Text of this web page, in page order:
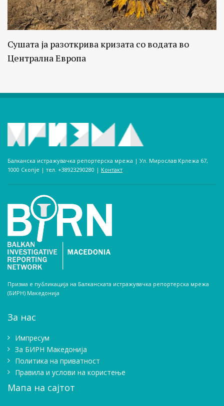
Сушата ја разоткрива кризата со водата во
Централна Европа
Балканска истражувачка репортерска мрежа | Ул. Мирослав Крлежа 67,
1000 Скопје | тел. +38923290280­ | Контакт
Призма е публикација на Балканската истражувачка репортерска мрежа
(БИРН) Македонија
За нас
Импресум
Зa БИРН Македонија
Политика на приватност
Правила и услови на користење
Мапа на сајтот